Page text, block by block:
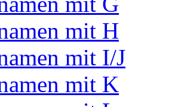
mit H
mit I/J
mit K